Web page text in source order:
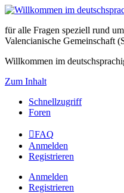
für alle Fragen speziell rund
Valencianische Gemeinschaft
Willkommen im
Zum Inhalt
Schnellzugriff
Foren
FAQ
Anmelden
Registrieren
Anmelden
Registrieren